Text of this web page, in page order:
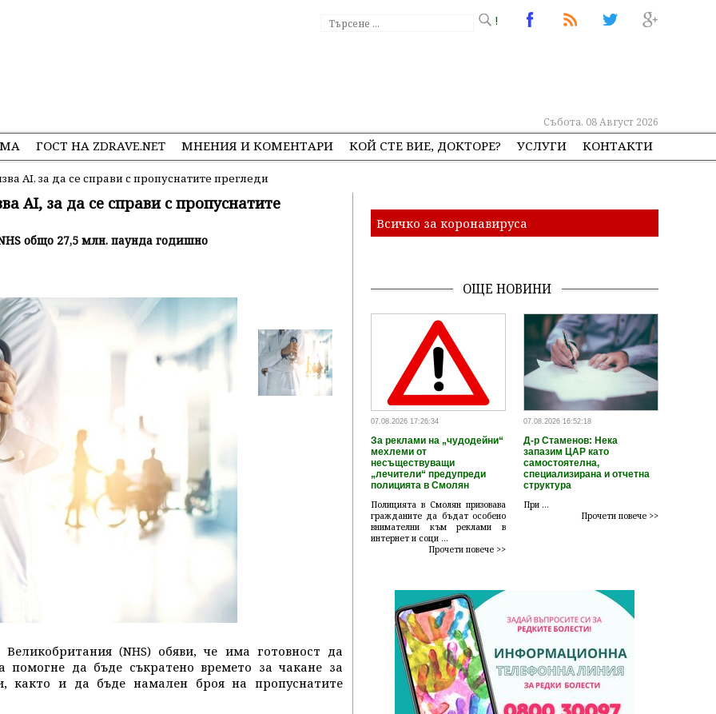
!
Събота, 08 Август 2026
ГОСТ НА ZDRAVE.NET МНЕНИЯ И КОМЕНТАРИ КОЙ СТЕ ВИЕ, ДОКТОРЕ? УСЛУГИ КОНТАКТИ
AI, за да се справи с пропуснатите прегледи
AI, за да се справи с пропуснатите
общо 27,5 млн. паунда годишно
(NHS) обяви, че има готовност да
помогне да бъде съкратено времето за чакане за
както и да бъде намален броя на пропуснатите
Всичко за коронавируса
ОЩЕ НОВИНИ
07.08.2026 17:26:34
За реклами на „чудодейни“
мехлеми от
несъществуващи
„лечители“ предупреди
полицията в Смолян
Полицията в Смолян призовава
гражданите да бъдат особено
внимателни към реклами в
интернет и соци ...
Прочети повече >>
07.08.2026 16:52:18
Д-р Стаменов: Нека
запазим ЦАР като
самостоятелна,
специализирана и отчетна
структура
При ...
Прочети повече >>